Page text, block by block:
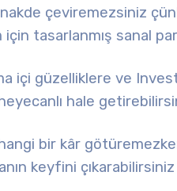
çeviremezsiniz
için tasarlanmış sanal
içi güzelliklere ve
hale
bir kâr
keyfini çıkarabilirsiniz